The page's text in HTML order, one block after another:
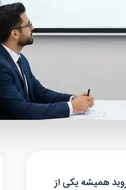
همیشه یکی از